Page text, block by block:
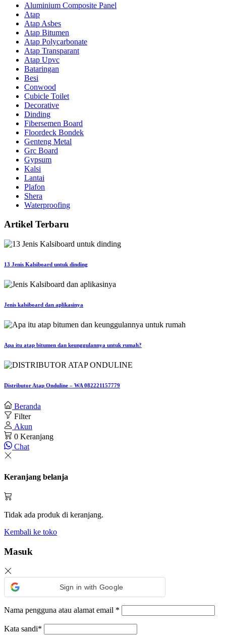
Aluminium Composite Panel
Atap
Atap Asbes
Atap Bitumen
Atap Polycarbonate
Atap Transparant
Atap Upvc
Bataringan
Besi
Conwood
Cubicle Toilet
Decorative
Dinding
Fibersemen Board
Floordeck Bondek
Genteng Metal
Grc Board
Gypsum
Kalsi
Lantai
Plafon
Shera
Waterproofing
Artikel Terbaru
13 Jenis Kalsiboard untuk dinding
Jenis kalsiboard dan aplikasinya
Apa itu atap bitumen dan keunggulannya untuk rumah?
Distributor Atap Onduline – WA 082221157779
Beranda
Filter
Akun
0 Keranjang
Chat
Keranjang belanja
Tidak ada produk di keranjang.
Kembali ke toko
Masuk
Sign in with Google
Nama pengguna atau alamat email *
Kata sandi*